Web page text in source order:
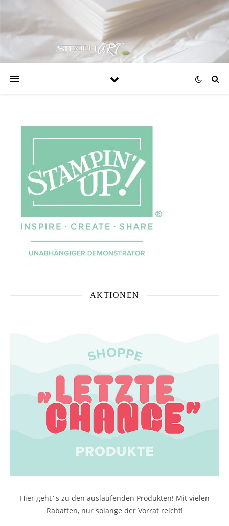
AKTIONEN
Hier geht´s zu den auslaufenden Produkten! Mit vielen
Rabatten, nur solange der Vorrat reicht!